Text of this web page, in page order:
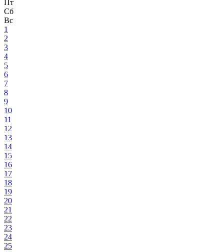
Пт
Сб
Вс
1
2
3
4
5
6
7
8
9
10
11
12
13
14
15
16
17
18
19
20
21
22
23
24
25